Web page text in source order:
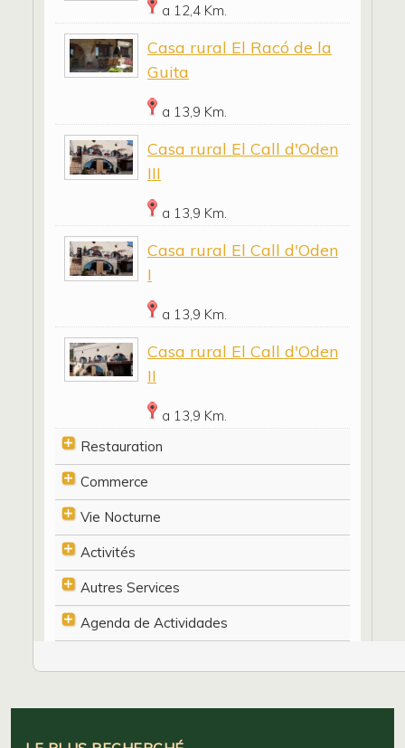
a 12,4 Km.
Casa rural El Racó de la
Guita
a 13,9 Km.
Casa rural El Call d'Oden
III
a 13,9 Km.
Casa rural El Call d'Oden
I
a 13,9 Km.
Casa rural El Call d'Oden
II
a 13,9 Km.
Restauration
Commerce
Vie Nocturne
Activités
Autres Services
Agenda de Actividades